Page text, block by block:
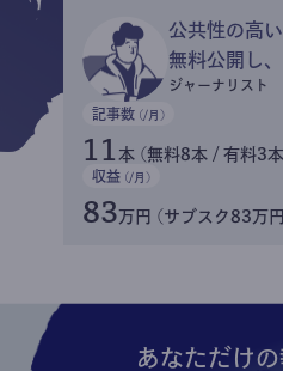
公共性の高
無料公開し
ジャーナリスト
記事数 (/月)
11 本 (無料8本 / 有料3
収益 (/月)
83万円 (サブスク83万
あなただけ